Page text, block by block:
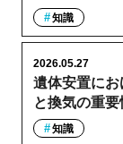
知識
遺体安置に
と換気の重要
2026.05.27
知識